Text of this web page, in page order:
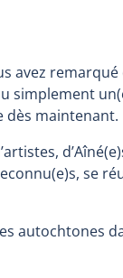
avez
simplement
dès maintenant.
se
autochtones